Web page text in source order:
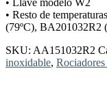
cantidad
• Resto de
(79ºC), BA201032R2
SKU: AA151032R2
inoxidable,